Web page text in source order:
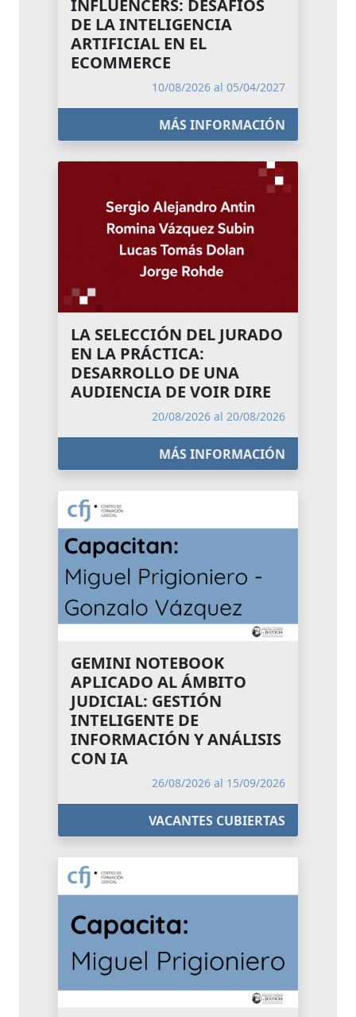
INFLUENCERS: DESAFÍOS
DE LA INTELIGENCIA
ARTIFICIAL EN EL
ECOMMERCE
10/08/2026 al 05/04/2027
MÁS INFORMACIÓN
LA SELECCIÓN DEL JURADO
EN LA PRÁCTICA:
DESARROLLO DE UNA
AUDIENCIA DE VOIR DIRE
20/08/2026 al 20/08/2026
MÁS INFORMACIÓN
GEMINI NOTEBOOK
APLICADO AL ÁMBITO
JUDICIAL: GESTIÓN
INTELIGENTE DE
INFORMACIÓN Y ANÁLISIS
CON IA
26/08/2026 al 15/09/2026
VACANTES CUBIERTAS